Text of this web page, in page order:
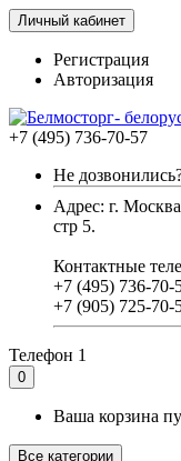
Личный кабинет
Регистрация
Авторизация
+7 (495) 736-70-57
Не
Адрес: г.
стр 5.
Контактные
+7 (495) 736-70-
+7 (905) 725-70-
Телефон 1
0
Ваша корзина
Все категории